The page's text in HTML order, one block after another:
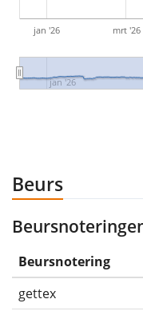
jan '26 mrt '26
jan '26
Beurs
Beursnotering
gettex